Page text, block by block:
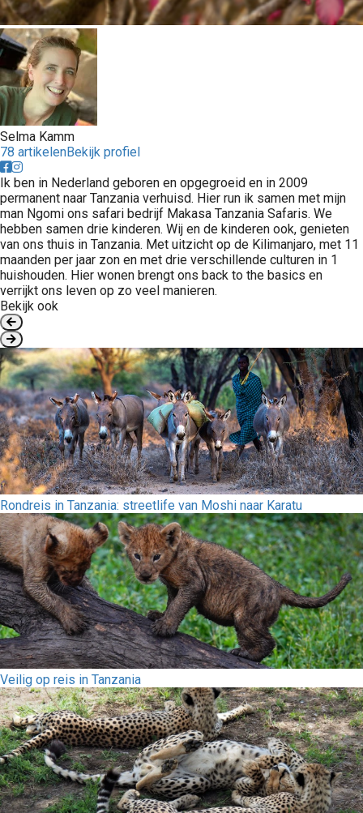
Selma Kamm
78 artikelenBekijk profiel
Ik ben in Nederland geboren en opgegroeid en in 2009
permanent naar Tanzania verhuisd. Hier run ik samen met mijn
man Ngomi ons safari bedrijf Makasa Tanzania Safaris. We
hebben samen drie kinderen. Wij en de kinderen ook, genieten
van ons thuis in Tanzania. Met uitzicht op de Kilimanjaro, met 11
maanden per jaar zon en met drie verschillende culturen in 1
huishouden. Hier wonen brengt ons back to the basics en
verrijkt ons leven op zo veel manieren.
Bekijk ook
Rondreis in Tanzania: streetlife van Moshi naar Karatu
Veilig op reis in Tanzania